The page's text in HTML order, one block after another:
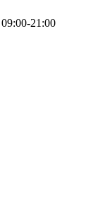
09:00-21:00